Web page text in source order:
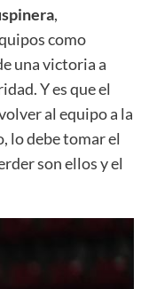
,
como
una victoria a
Y es que el
al equipo a la
lo debe tomar el
son ellos y el